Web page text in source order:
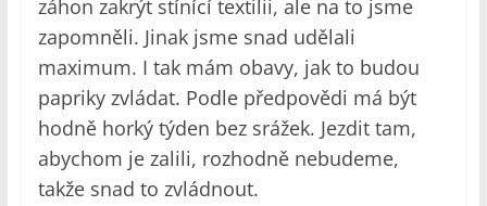
záhon zakrýt stínící textilii, ale na to jsme
zapomněli. Jinak jsme snad udělali
maximum. I tak mám obavy, jak to budou
papriky zvládat. Podle předpovědi má být
hodně horký týden bez srážek. Jezdit tam,
abychom je zalili, rozhodně nebudeme,
takže snad to zvládnout.